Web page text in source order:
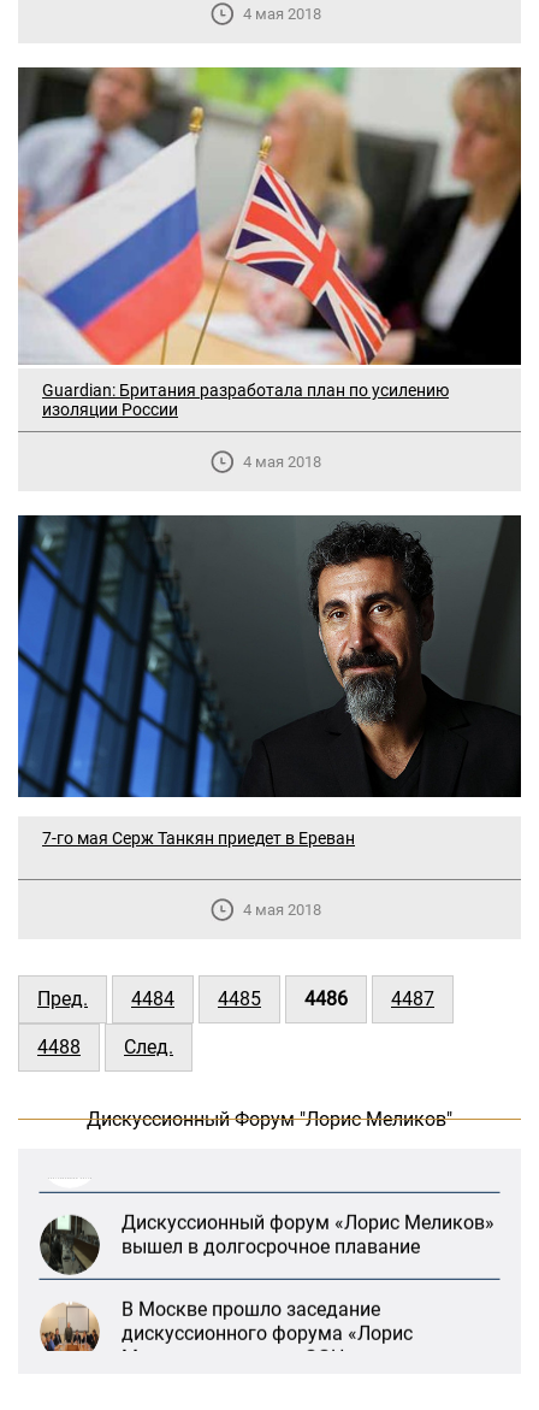
4 мая 2018
Guardian: Британия разработала план по усилению
изоляции России
4 мая 2018
7-го мая Серж Танкян приедет в Ереван
4 мая 2018
Пред. 4484 4485 4486 4487
4488 След.
Дискуссионный Форум "Лорис Меликов"
дискуссионного форума «Лорис
Меликов» на тему: «ООН и
предотвращение геноцидов»
деятельность
вышел в долгосрочное плавание
дискуссионного форума «Лорис
Меликов» на тему: «ООН и
предотвращение геноцидов»